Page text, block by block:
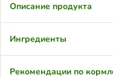
Описание продукта
Ингредиенты
Рекомендации по